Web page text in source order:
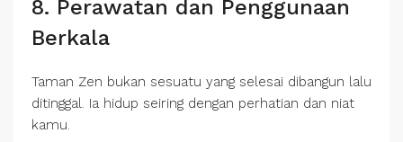
8. Perawatan dan Penggunaan
Berkala
Taman Zen bukan sesuatu yang selesai dibangun lalu
ditinggal. Ia hidup seiring dengan perhatian dan niat
kamu.